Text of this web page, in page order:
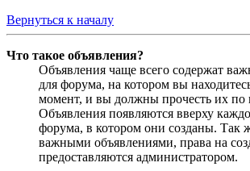
Вернуться к началу
Что такое объявления?
Объявления чаще всего содержат
для форума, на котором вы
момент, и вы должны прочесть их по
Объявления появляются вверху
форума, в котором они созданы. Так
важными объявлениями, права на
предоставляются администратором.